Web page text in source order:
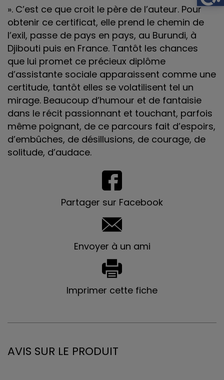
». C’est ce que croit le père de l’auteur. Pour
obtenir ce certificat, elle prend le chemin de
l’exil, passe de pays en pays, au Burundi, à
Djibouti puis en France. Tantôt les chances
que lui promet ce précieux diplôme
d’assistante sociale apparaissent comme une
certitude, tantôt elles se volatilisent tel un
mirage. Beaucoup d’humour et de fantaisie
dans le récit passionnant et touchant, parfois
même poignant, de ce parcours fait d’espoirs,
d’embûches, de désillusions, de courage, de
solitude, d’audace.
Partager sur Facebook
Envoyer à un ami
Imprimer cette fiche
AVIS SUR LE PRODUIT